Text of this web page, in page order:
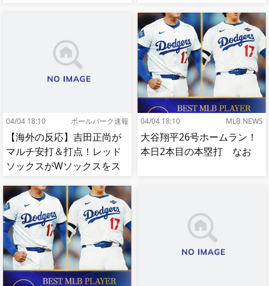
04/04 18:10 ボールパーク速報
【海外の反応】吉田正尚が
マルチ安打＆打点！レッド
ソックスがWソックスをス
04/04 18:10 MLB NEWS
大谷翔平26号ホームラン！
本日2本目の本塁打 なお